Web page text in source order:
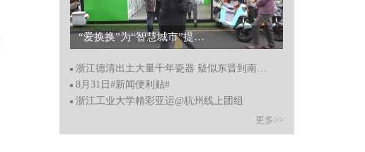
“爱换换”为“智慧城市”提供出行场景数字化嬗变 让绿色出行风潮吹向全国...
浙江德清出土大量千年瓷器 疑似东晋到南朝时期
8月31日#新闻便利贴#
浙江工业大学精彩亚运@杭州线上团组
更多>>